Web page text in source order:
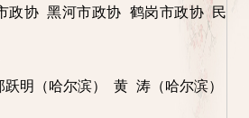
政协 黑河市政协 鹤岗市政协 民
明（哈尔滨） 黄 涛（哈尔滨）